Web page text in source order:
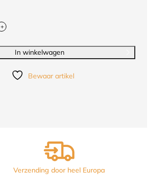
+
In winkelwagen
Bewaar artikel
Verzending door heel Europa